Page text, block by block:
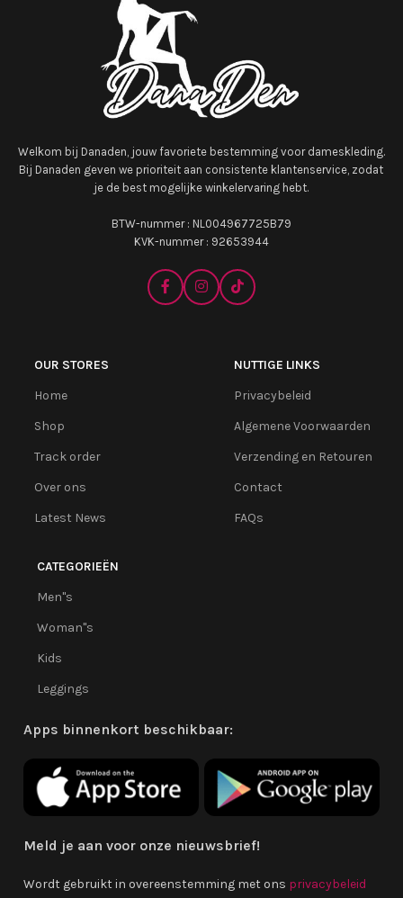
Welkom bij Danaden, jouw favoriete bestemming voor dameskleding.
Bij Danaden geven we prioriteit aan consistente klantenservice, zodat
je de best mogelijke winkelervaring hebt.
BTW-nummer : NL004967725B79
KVK-nummer : 92653944
OUR STORES
Home
Shop
Track order
Over ons
Latest News
NUTTIGE LINKS
Privacybeleid
Algemene Voorwaarden
Verzending en Retouren
Contact
FAQs
CATEGORIEËN
Men''s
Woman''s
Kids
Leggings
Apps binnenkort beschikbaar:
Meld je aan voor onze nieuwsbrief!
Wordt gebruikt in overeenstemming met ons privacybeleid